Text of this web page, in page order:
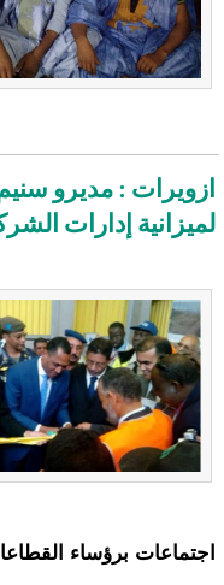
ازويرات : مديرو
لميزانية إدارات
اجتماعات برؤساء